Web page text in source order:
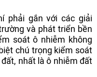
phải gắn với các giải
và phát triển bền
soát ô nhiễm không
chú trọng kiểm soát
nhất là ô nhiễm đất